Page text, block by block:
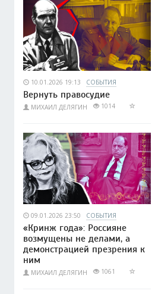
10.01.2026 19:13 СОБЫТИЯ
Вернуть правосудие
МИХАИЛ ДЕЛЯГИН 1014
09.01.2026 23:50 СОБЫТИЯ
«Кринж года»: Россияне
возмущены не делами, а
демонстрацией презрения к
ним
МИХАИЛ ДЕЛЯГИН 1061